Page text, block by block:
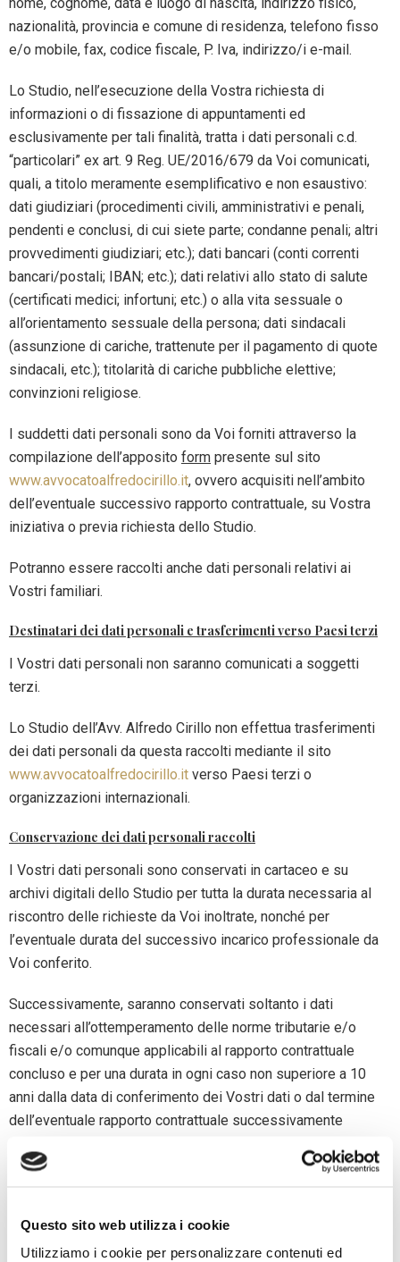
Questo sito web utilizza i cookie
Utilizziamo i cookie per personalizzare contenuti ed
nazionalità, provincia e comune di residenza, telefono fisso
e/o mobile, fax, codice fiscale, P. Iva, indirizzo/i e-mail.
Lo Studio, nell’esecuzione della Vostra richiesta di
informazioni o di fissazione di appuntamenti ed
esclusivamente per tali finalità, tratta i dati personali c.d.
“particolari” ex art. 9 Reg. UE/2016/679 da Voi comunicati,
quali, a titolo meramente esemplificativo e non esaustivo:
dati giudiziari (procedimenti civili, amministrativi e penali,
pendenti e conclusi, di cui siete parte; condanne penali; altri
provvedimenti giudiziari; etc.); dati bancari (conti correnti
bancari/postali; IBAN; etc.); dati relativi allo stato di salute
(certificati medici; infortuni; etc.) o alla vita sessuale o
all’orientamento sessuale della persona; dati sindacali
(assunzione di cariche, trattenute per il pagamento di quote
sindacali, etc.); titolarità di cariche pubbliche elettive;
convinzioni religiose.
I suddetti dati personali sono da Voi forniti attraverso la
compilazione dell’apposito form presente sul sito
www.avvocatoalfredocirillo.it, ovvero acquisiti nell’ambito
dell’eventuale successivo rapporto contrattuale, su Vostra
iniziativa o previa richiesta dello Studio.
Potranno essere raccolti anche dati personali relativi ai
Vostri familiari.
Destinatari dei dati personali e trasferimenti verso Paesi terzi
I Vostri dati personali non saranno comunicati a soggetti
terzi.
Lo Studio dell’Avv. Alfredo Cirillo non effettua trasferimenti
dei dati personali da questa raccolti mediante il sito
www.avvocatoalfredocirillo.it verso Paesi terzi o
organizzazioni internazionali.
Conservazione dei dati personali raccolti
I Vostri dati personali sono conservati in cartaceo e su
archivi digitali dello Studio per tutta la durata necessaria al
riscontro delle richieste da Voi inoltrate, nonché per
l’eventuale durata del successivo incarico professionale da
Voi conferito.
Successivamente, saranno conservati soltanto i dati
necessari all’ottemperamento delle norme tributarie e/o
fiscali e/o comunque applicabili al rapporto contrattuale
concluso e per una durata in ogni caso non superiore a 10
anni dalla data di conferimento dei Vostri dati o dal termine
dell’eventuale rapporto contrattuale successivamente
dei termini per le eventuali impugnazioni.